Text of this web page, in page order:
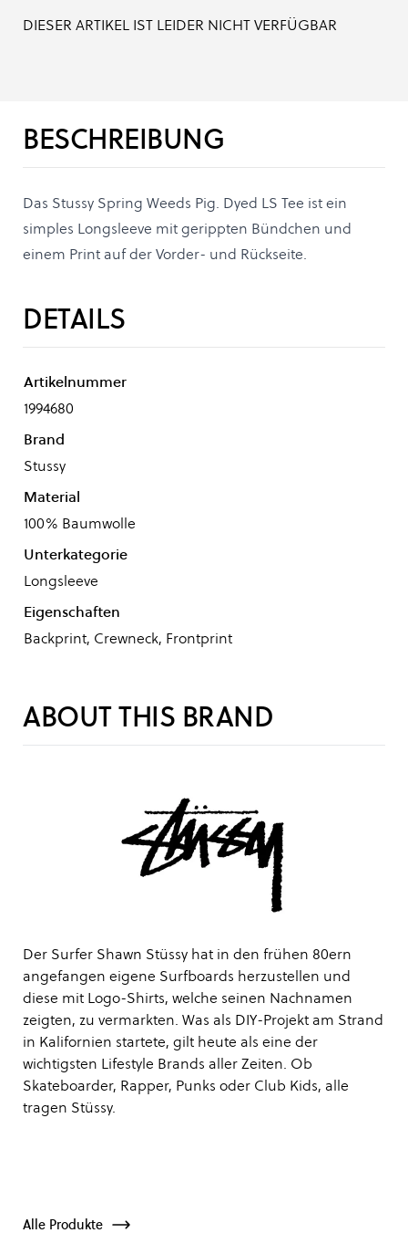
DIESER ARTIKEL IST LEIDER NICHT VERFÜGBAR
BESCHREIBUNG
Das Stussy Spring Weeds Pig. Dyed LS Tee ist ein
simples Longsleeve mit gerippten Bündchen und
einem Print auf der Vorder- und Rückseite.
DETAILS
Artikelnummer
1994680
Brand
Stussy
Material
100% Baumwolle
Unterkategorie
Longsleeve
Eigenschaften
Backprint, Crewneck, Frontprint
ABOUT THIS BRAND
Der Surfer Shawn Stüssy hat in den frühen 80ern
angefangen eigene Surfboards herzustellen und
diese mit Logo-Shirts, welche seinen Nachnamen
zeigten, zu vermarkten. Was als DIY-Projekt am Strand
in Kalifornien startete, gilt heute als eine der
wichtigsten Lifestyle Brands aller Zeiten. Ob
Skateboarder, Rapper, Punks oder Club Kids, alle
tragen Stüssy.
Alle Produkte